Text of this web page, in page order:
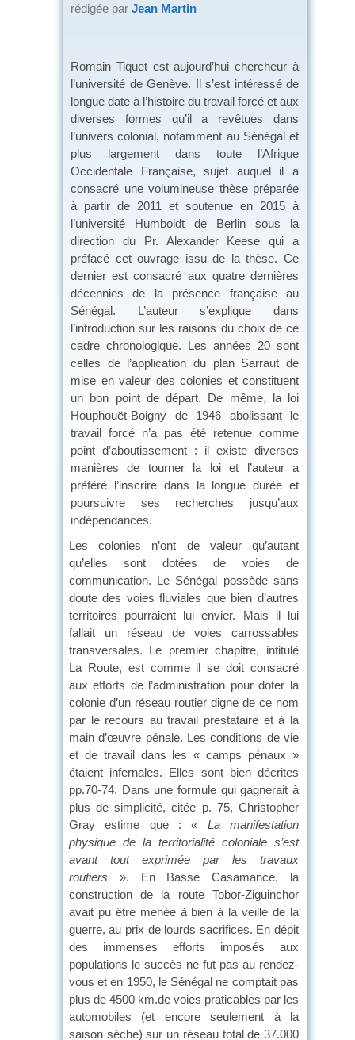
rédigée par Jean Martin
Romain Tiquet est aujourd’hui chercheur à
l’université de Genève. Il s’est intéressé de
longue date à l’histoire du travail forcé et aux
diverses formes qu’il a revêtues dans
l’univers colonial, notamment au Sénégal et
plus largement dans toute l’Afrique
Occidentale Française, sujet auquel il a
consacré une volumineuse thèse préparée
à partir de 2011 et soutenue en 2015 à
l’université Humboldt de Berlin sous la
direction du Pr. Alexander Keese qui a
préfacé cet ouvrage issu de la thèse. Ce
dernier est consacré aux quatre dernières
décennies de la présence française au
Sénégal. L’auteur s’explique dans
l’introduction sur les raisons du choix de ce
cadre chronologique. Les années 20 sont
celles de l’application du plan Sarraut de
mise en valeur des colonies et constituent
un bon point de départ. De même, la loi
Houphouët-Boigny de 1946 abolissant le
travail forcé n’a pas été retenue comme
point d’aboutissement : il existe diverses
manières de tourner la loi et l’auteur a
préféré l’inscrire dans la longue durée et
poursuivre ses recherches jusqu’aux
indépendances.
Les colonies n’ont de valeur qu’autant
qu’elles sont dotées de voies de
communication. Le Sénégal possède sans
doute des voies fluviales que bien d’autres
territoires pourraient lui envier. Mais il lui
fallait un réseau de voies carrossables
transversales. Le premier chapitre, intitulé
La Route, est comme il se doit consacré
aux efforts de l’administration pour doter la
colonie d’un réseau routier digne de ce nom
par le recours au travail prestataire et à la
main d’œuvre pénale. Les conditions de vie
et de travail dans les « camps pénaux »
étaient infernales. Elles sont bien décrites
pp.70-74. Dans une formule qui gagnerait à
plus de simplicité, citée p. 75, Christopher
Gray estime que : « La manifestation
physique de la territorialité coloniale s’est
avant tout exprimée par les travaux
routiers ». En Basse Casamance, la
construction de la route Tobor-Ziguinchor
avait pu être menée à bien à la veille de la
guerre, au prix de lourds sacrifices. En dépit
des immenses efforts imposés aux
populations le succès ne fut pas au rendez-
vous et en 1950, le Sénégal ne comptait pas
plus de 4500 km.de voies praticables par les
automobiles (et encore seulement à la
saison sèche) sur un réseau total de 37.000